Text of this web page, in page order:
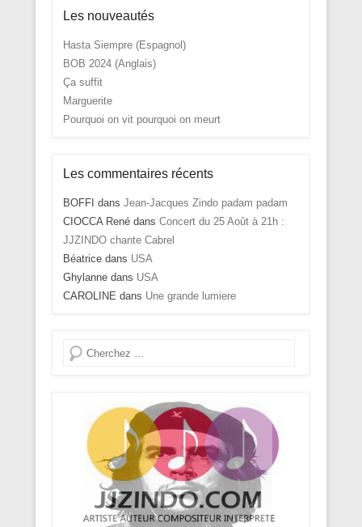
Les nouveautés
Hasta Siempre (Espagnol)
BOB 2024 (Anglais)
Ça suffit
Marguerite
Pourquoi on vit pourquoi on meurt
Les commentaires récents
BOFFI dans Jean-Jacques Zindo padam padam
CIOCCA Renédans Concert du 25 Août à 21h :
JJZINDO chante Cabrel
Béatricedans USA
Ghylannedans USA
CAROLINE dans Une grande lumiere
Recherche